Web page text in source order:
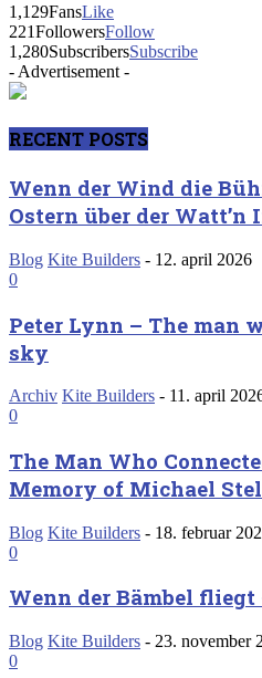
1,129FansLike
221FollowersFollow
1,280SubscribersSubscribe
- Advertisement -
RECENT POSTS
Wenn der Wind die
Ostern über der Watt’n
Blog Kite Builders - 12. april 2026
0
Peter Lynn – The man
sky
Archiv Kite Builders - 11. april
0
The Man Who
Memory of Michael
Blog Kite Builders - 18. februar
0
Wenn der Bämbel
Blog Kite Builders - 23. november
0